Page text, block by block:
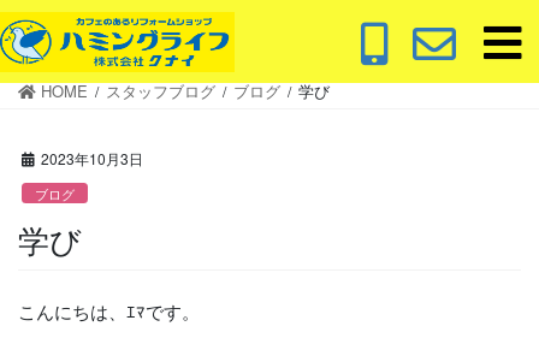
コ
ン
テ
ナ
ビ
ゲ
HOME スタッフブログ ブログ 学び
2023年10月3日
ブログ
学び
こんにちは、ｴﾏです。